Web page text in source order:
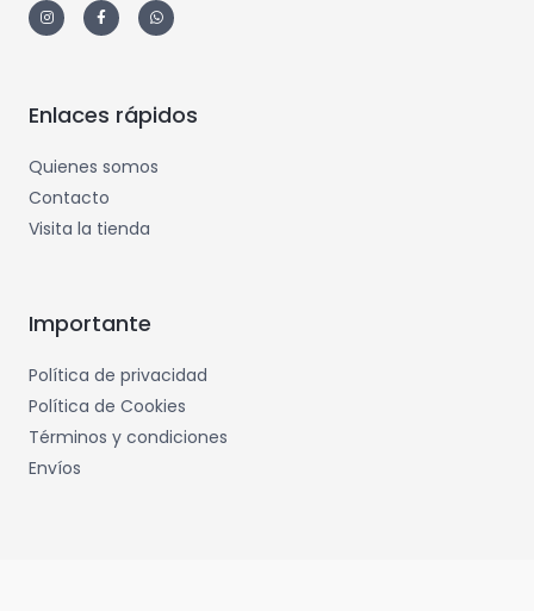
Enlaces rápidos
Quienes somos
Contacto
Visita la tienda
Importante
Política de privacidad
Política de Cookies
Términos y condiciones
Envíos